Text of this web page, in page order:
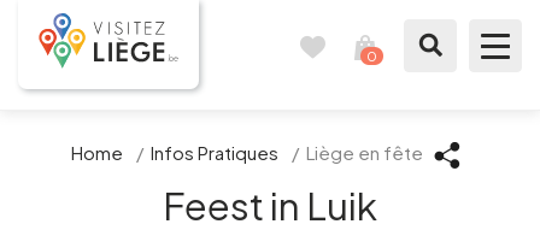
0
Home / Infos Pratiques / Liège en fête
Feest in Luik